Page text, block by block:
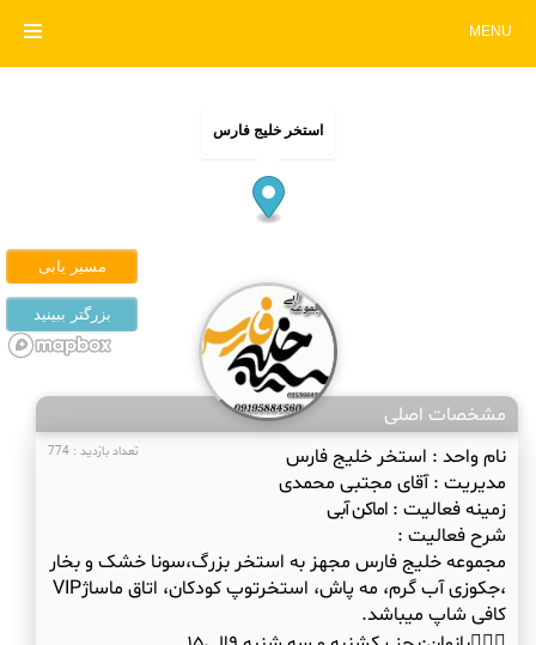
MENU
استخر خلیج فارس
مشخصات اصلی
تعداد بازدید : 774 نام واحد : استخر خلیج فارس
مدیریت :آقای مجتبی محمدی
زمینه فعالیت :اماکن آبی
شرح فعالیت :
مجموعه خلیج فارس مجهز به استخر بزرگ،سونا خشک و بخار
،جکوزی آب گرم، مه پاش، استخرتوپ کودکان، اتاق ماساژVIP